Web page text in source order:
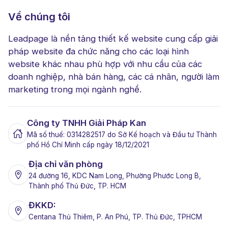
Về chúng tôi
Leadpage là nền tảng thiết kế website cung cấp giải
pháp website đa chức năng cho các loại hình
website khác nhau phù hợp với nhu cầu của các
doanh nghiệp, nhà bán hàng, các cá nhân, người làm
marketing trong mọi ngành nghề.
Công ty TNHH Giải Pháp Kan
Mã số thuế: 0314282517 do Sở Kế hoạch và Đầu tư Thành
phố Hồ Chí Minh cấp ngày 18/12/2021
Địa chỉ văn phòng
24 đường 16, KDC Nam Long, Phường Phước Long B,
Thành phố Thủ Đức, TP. HCM
ĐKKD:
Centana Thủ Thiêm, P. An Phú, TP. Thủ Đức, TPHCM